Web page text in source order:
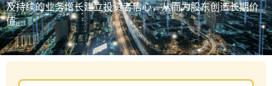
及持续的业务增长建立投资者信心，从而为股东创造长期价
值。